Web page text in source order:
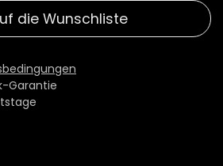
die Wunschliste
Garantie